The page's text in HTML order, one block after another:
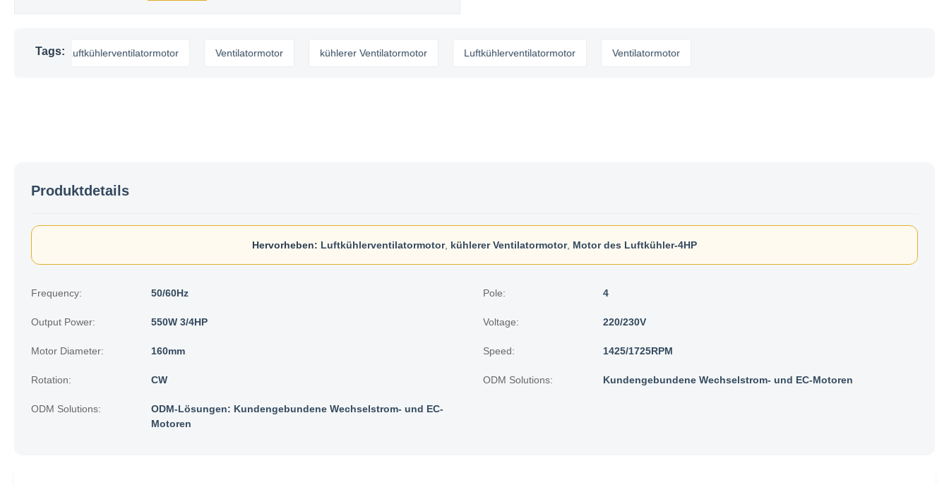
Tags:
Luftkühlerventilatormotor Ventilatormotor kühlerer Ventilatormotor Luftkühlerventilatormotor Ventilatormotor
Produktdetails
Hervorheben: Luftkühlerventilatormotor, kühlerer Ventilatormotor, Motor des Luftkühler-4HP
Frequency: 50/60Hz Pole: 4
Output Power: 550W 3/4HP Voltage: 220/230V
Motor Diameter: 160mm Speed: 1425/1725RPM
Rotation: CW ODM Solutions: Kundengebundene Wechselstrom- und EC-Motoren
ODM Solutions:
ODM-Lösungen: Kundengebundene Wechselstrom- und EC-
Motoren